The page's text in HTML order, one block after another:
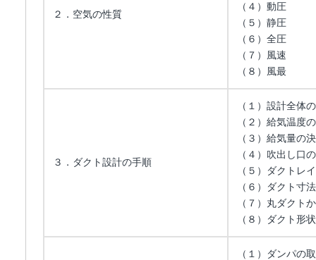
２．空気の性質
（４）動圧
（５）静圧
（６）全圧
（７）風速
（８）風最
３．ダクト設計の手順
（１）設計全体
（２）給気温度
（３）給気量の
（４）吹出し口
（５）ダクトレ
（６）ダクト寸
（７）丸ダクト
（８）ダクト形
（１）ダンパの